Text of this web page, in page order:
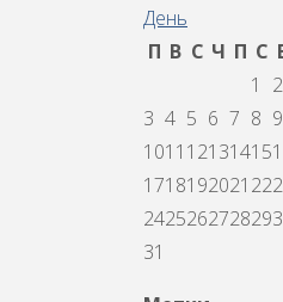
День
П В С Ч П С
1
2
3 4 5 6 7 8 9
1011 12131415
1718192021 22
242526272829
31